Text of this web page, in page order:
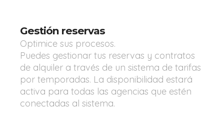
Gestión reservas
Optimice sus procesos.
Puedes gestionar tus reservas y contratos
de alquiler a través de un sistema de tarifas
por temporadas. La disponibilidad estará
activa para todas las agencias que estén
conectadas al sistema.